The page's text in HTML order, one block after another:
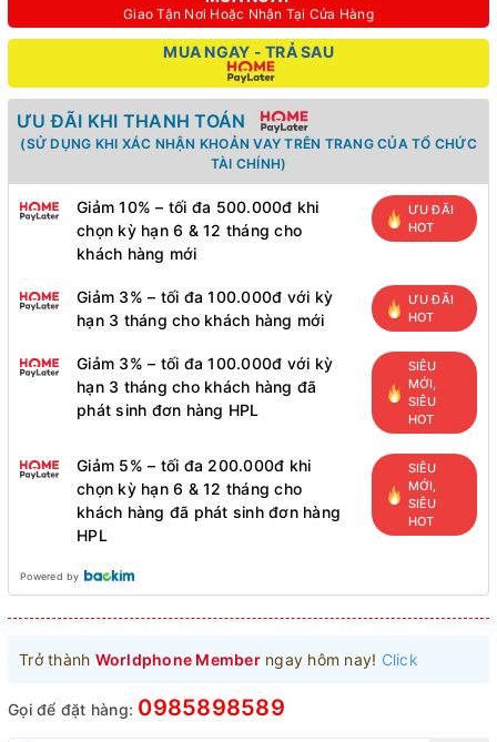
Giao Tận Nơi Hoặc Nhận Tại Cửa Hàng
MUA NGAY - TRẢ SAU
ƯU ĐÃI KHI THANH TOÁN
(SỬ DỤNG KHI XÁC NHẬN KHOẢN VAY TRÊN TRANG CỦA TỔ CHỨC
TÀI CHÍNH)
Giảm 10% – tối đa 500.000đ khi
chọn kỳ hạn 6 & 12 tháng cho
khách hàng mới
ƯU ĐÃI
HOT
Giảm 3% – tối đa 100.000đ với kỳ
hạn 3 tháng cho khách hàng mới
ƯU ĐÃI
HOT
Giảm 3% – tối đa 100.000đ với kỳ
hạn 3 tháng cho khách hàng đã
phát sinh đơn hàng HPL
SIÊU
MỚI,
SIÊU
HOT
Giảm 5% – tối đa 200.000đ khi
chọn kỳ hạn 6 & 12 tháng cho
khách hàng đã phát sinh đơn hàng
HPL
SIÊU
MỚI,
SIÊU
HOT
Powered by
Trở thành Worldphone Memberngay hôm nay! Click
Gọi để đặt hàng: 0985898589